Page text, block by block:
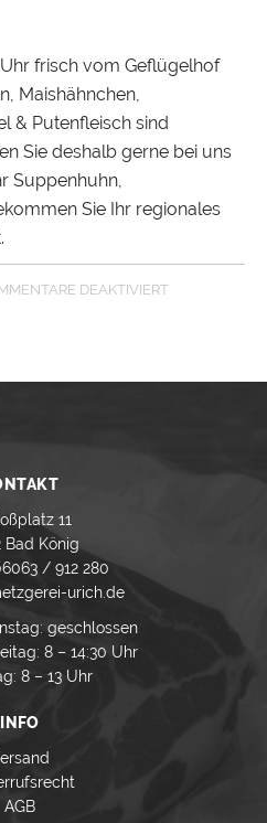
frisch vom Geflügelhof
Maishähnchen,
& Putenfleisch sind
Sie deshalb gerne bei uns
Suppenhuhn,
Sie Ihr regionales
DEAKTIVIERT
11
Bad König
/ 912 280
urich.de
geschlossen
8 – 14:30 Uhr
8 – 13 Uhr
INFO
AGB